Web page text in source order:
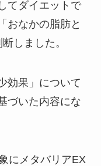
てダイエットで
おなかの脂肪と
しました。
効果」について
づいた内容にな
にメタバリアEX